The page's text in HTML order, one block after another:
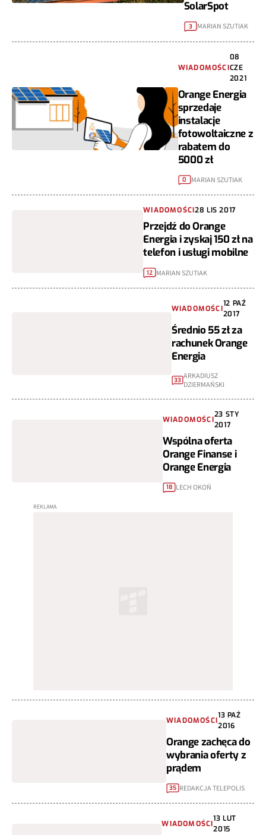
SolarSpot
3 MARIAN SZUTIAK
WIADOMOŚCI
08
CZE
2021
Orange Energia
sprzedaje
instalacje
fotowoltaiczne z
rabatem do
5000 zł
0 MARIAN SZUTIAK
WIADOMOŚCI28 LIS 2017
Przejdź do Orange
Energia i zyskaj 150 zł na
telefon i usługi mobilne
12 MARIAN SZUTIAK
WIADOMOŚCI
12 PAŹ
2017
Średnio 55 zł za
rachunek Orange
Energia
33 ARKADIUSZ
DZIERMAŃSKI
WIADOMOŚCI
23 STY
2017
Wspólna oferta
Orange Finanse i
Orange Energia
18 LECH OKOŃ
WIADOMOŚCI
13 PAŹ
2016
Orange zachęca do
wybrania oferty z
prądem
35 REDAKCJA TELEPOLIS
WIADOMOŚCI
13 LUT
2015